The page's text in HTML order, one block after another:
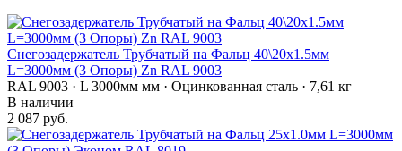
Снегозадержатель Трубчатый на Фальц 40\20х1.5мм
L=3000мм (3 Опоры) Zn RAL 9003
RAL 9003 · L 3000мм мм · Оцинкованная сталь · 7,61 кг
В наличии
2 087 руб.